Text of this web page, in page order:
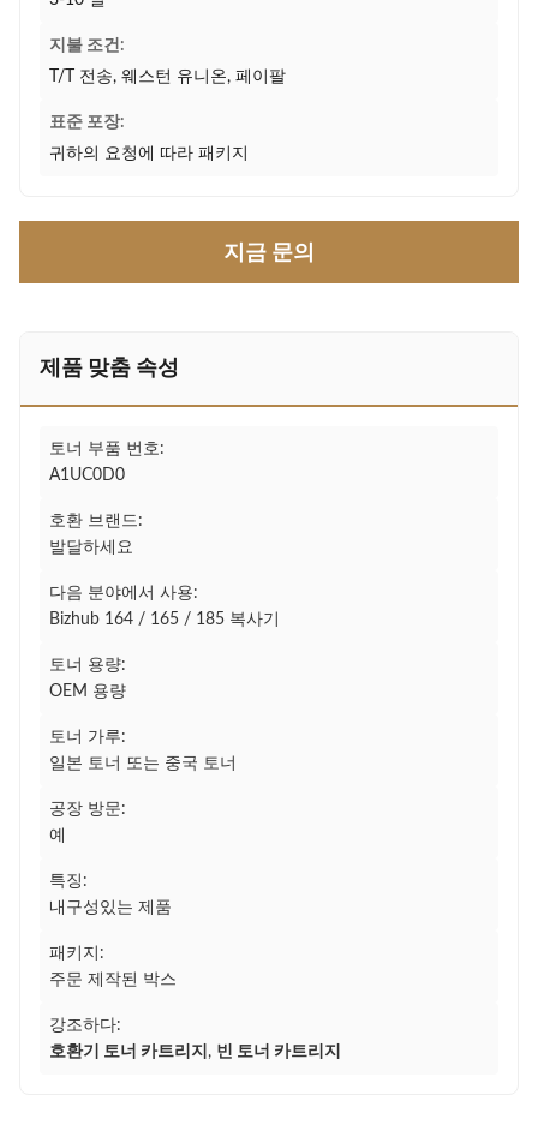
지불 조건:
T/T 전송, 웨스턴 유니온, 페이팔
표준 포장:
귀하의 요청에 따라 패키지
지금 문의
제품 맞춤 속성
토너 부품 번호:
A1UC0D0
호환 브랜드:
발달하세요
다음 분야에서 사용:
Bizhub 164 / 165 / 185 복사기
토너 용량:
OEM 용량
토너 가루:
일본 토너 또는 중국 토너
공장 방문:
예
특징:
내구성있는 제품
패키지:
주문 제작된 박스
강조하다:
호환기 토너 카트리지 , 빈 토너 카트리지